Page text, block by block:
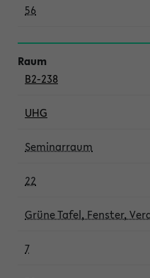
56
B2-238
UHG
Seminarraum
22
Grüne Tafel, Fenster,
7